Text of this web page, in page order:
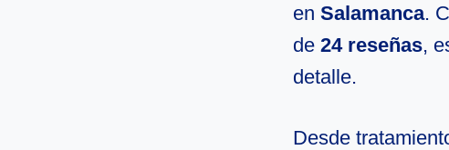
en Salamanca.
de 24 reseñas,
detalle.
Desde